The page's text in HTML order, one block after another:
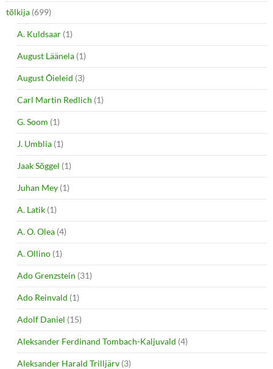
tõlkija (699)
A. Kuldsaar (1)
August Läänela (1)
August Õieleid (3)
Carl Martin Redlich (1)
G. Soom (1)
J. Umblia (1)
Jaak Sõggel (1)
Juhan Mey (1)
A. Latik (1)
A. O. Olea (4)
A. Ollino (1)
Ado Grenzstein (31)
Ado Reinvald (1)
Adolf Daniel (15)
Aleksander Ferdinand Tombach-Kaljuvald (4)
Aleksander Harald Trilljärv (3)